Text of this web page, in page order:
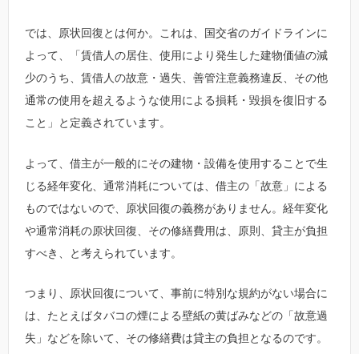
では、原状回復とは何か。これは、国交省のガイドラインに
よって、「賃借人の居住、使用により発生した建物価値の減
少のうち、賃借人の故意・過失、善管注意義務違反、その他
通常の使用を超えるような使用による損耗・毀損を復旧する
こと」と定義されています。
よって、借主が一般的にその建物・設備を使用することで生
じる経年変化、通常消耗については、借主の「故意」による
ものではないので、原状回復の義務がありません。経年変化
や通常消耗の原状回復、その修繕費用は、原則、貸主が負担
すべき、と考えられています。
つまり、原状回復について、事前に特別な規約がない場合に
は、たとえばタバコの煙による壁紙の黄ばみなどの「故意過
失」などを除いて、その修繕費は貸主の負担となるのです。